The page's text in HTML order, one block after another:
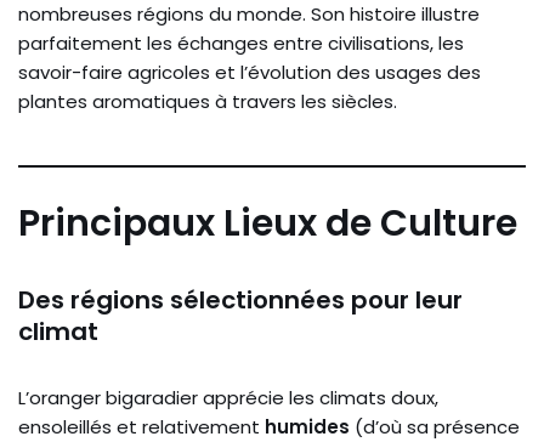
nombreuses régions du monde. Son histoire illustre
parfaitement les échanges entre civilisations, les
savoir-faire agricoles et l’évolution des usages des
plantes aromatiques à travers les siècles.
Principaux Lieux de Culture
Des régions sélectionnées pour leur
climat
L’oranger bigaradier apprécie les climats doux,
ensoleillés et relativement humides (d’où sa présence